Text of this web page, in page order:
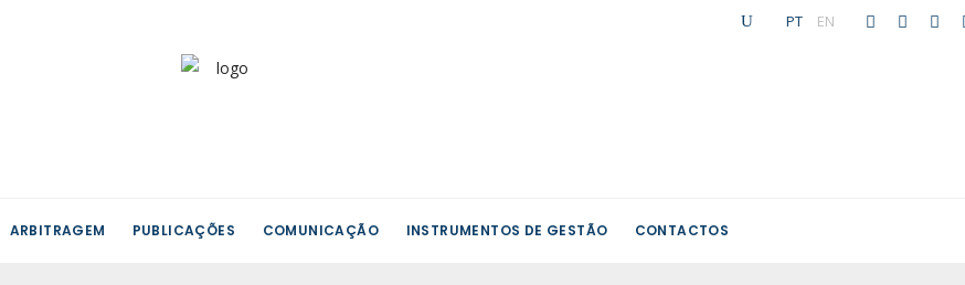
PT EN
ARBITRAGEM PUBLICAÇÕES COMUNICAÇÃO INSTRUMENTOS DE GESTÃO CONTACTOS